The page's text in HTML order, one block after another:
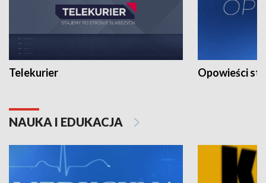
Telekurier Opowieści
NAUKA I EDUKACJA